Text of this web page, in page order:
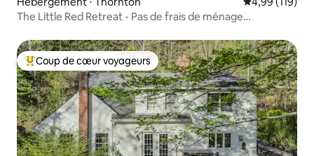
The Little Red Retreat - Pas de frais de ménage
Coups de cœur voyageurs les plus appréciés
Coup de cœur voyageurs